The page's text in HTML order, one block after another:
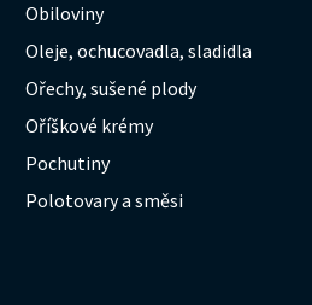
Obiloviny
Oleje, ochucovadla, sladidla
Ořechy, sušené plody
Oříškové krémy
Pochutiny
Polotovary a směsi